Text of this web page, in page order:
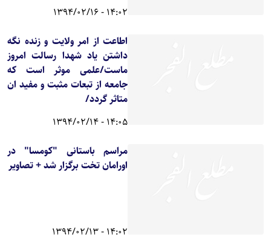
14:02 - 1394/02/16
اطاعت از امر ولایت و زنده نگه
داشتن یاد شهدا رسالت امروز
ماست/علمی موثر است که
جامعه از تبعات مثبت و مفید ان
متاثر گردد/
14:05 - 1394/02/14
مراسم باستانی "کومسا" در
اورامان تخت برگزار شد + تصاویر
14:02 - 1394/02/13